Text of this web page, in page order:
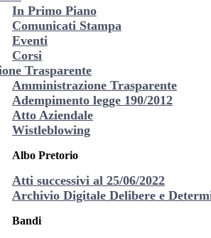
In Primo Piano
Comunicati Stampa
Eventi
Corsi
Trasparente
Amministrazione Trasparente
Adempimento legge 190/2012
Atto Aziendale
Wistleblowing
Albo Pretorio
Atti successivi al 25/06/2022
Archivio Digitale Delibere e
Bandi